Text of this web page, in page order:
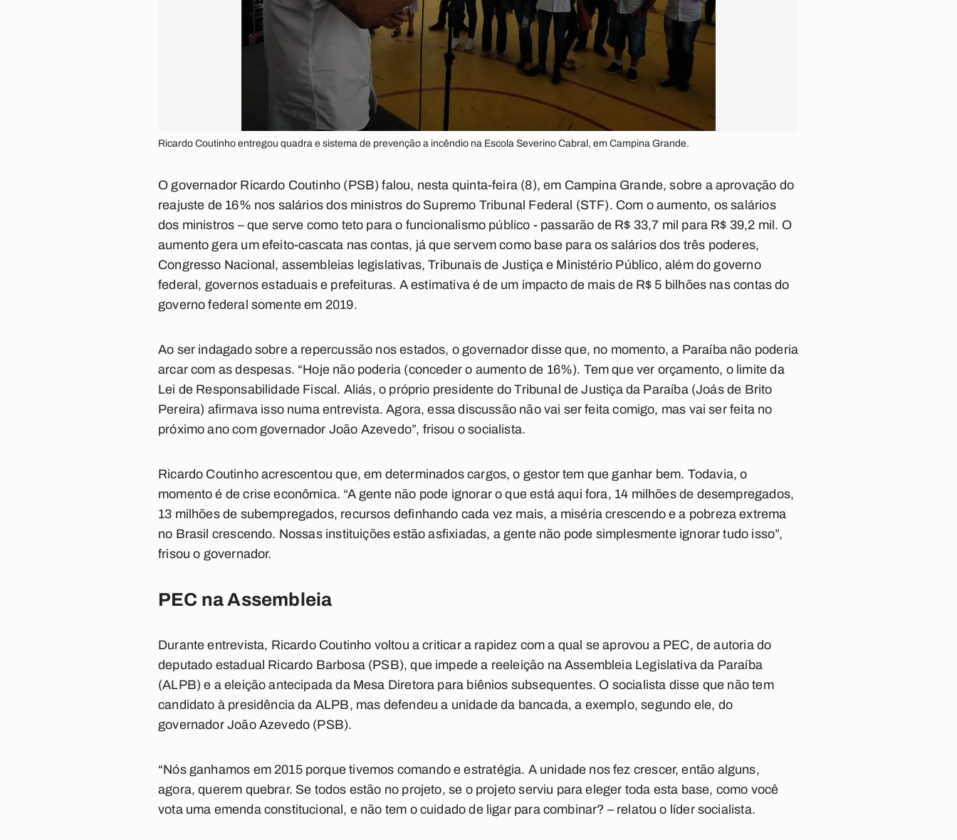
Ricardo Coutinho entregou quadra e sistema de prevenção a incêndio na Escola Severino Cabral, em Campina Grande.
O governador Ricardo Coutinho (PSB) falou, nesta quinta-feira (8), em Campina Grande, sobre a aprovação do
reajuste de 16% nos salários dos ministros do Supremo Tribunal Federal (STF). Com o aumento, os salários
dos ministros – que serve como teto para o funcionalismo público - passarão de R$ 33,7 mil para R$ 39,2 mil. O
aumento gera um efeito-cascata nas contas, já que servem como base para os salários dos três poderes,
Congresso Nacional, assembleias legislativas, Tribunais de Justiça e Ministério Público, além do governo
federal, governos estaduais e prefeituras. A estimativa é de um impacto de mais de R$ 5 bilhões nas contas do
governo federal somente em 2019.
Ao ser indagado sobre a repercussão nos estados, o governador disse que, no momento, a Paraíba não poderia
arcar com as despesas. “Hoje não poderia (conceder o aumento de 16%). Tem que ver orçamento, o limite da
Lei de Responsabilidade Fiscal. Aliás, o próprio presidente do Tribunal de Justiça da Paraíba (Joás de Brito
Pereira) afirmava isso numa entrevista. Agora, essa discussão não vai ser feita comigo, mas vai ser feita no
próximo ano com governador João Azevedo”, frisou o socialista.
Ricardo Coutinho acrescentou que, em determinados cargos, o gestor tem que ganhar bem. Todavia, o
momento é de crise econômica. “A gente não pode ignorar o que está aqui fora, 14 milhões de desempregados,
13 milhões de subempregados, recursos definhando cada vez mais, a miséria crescendo e a pobreza extrema
no Brasil crescendo. Nossas instituições estão asfixiadas, a gente não pode simplesmente ignorar tudo isso”,
frisou o governador.
PEC na Assembleia
Durante entrevista, Ricardo Coutinho voltou a criticar a rapidez com a qual se aprovou a PEC, de autoria do
deputado estadual Ricardo Barbosa (PSB), que impede a reeleição na Assembleia Legislativa da Paraíba
(ALPB) e a eleição antecipada da Mesa Diretora para biênios subsequentes. O socialista disse que não tem
candidato à presidência da ALPB, mas defendeu a unidade da bancada, a exemplo, segundo ele, do
governador João Azevedo (PSB).
“Nós ganhamos em 2015 porque tivemos comando e estratégia. A unidade nos fez crescer, então alguns,
agora, querem quebrar. Se todos estão no projeto, se o projeto serviu para eleger toda esta base, como você
vota uma emenda constitucional, e não tem o cuidado de ligar para combinar? – relatou o líder socialista.